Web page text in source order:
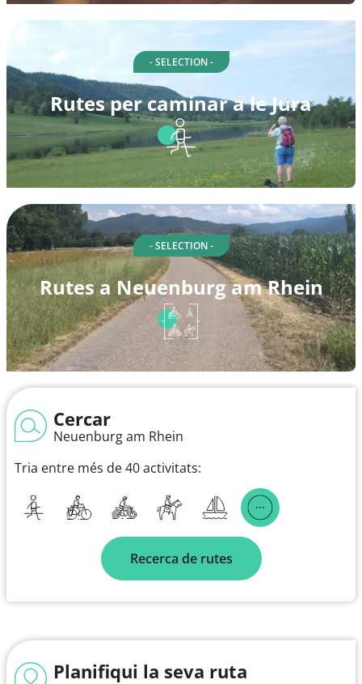
- SELECTION -
Rutes per caminar a le Jura
- SELECTION -
Rutes a Neuenburg am Rhein
Cercar
Neuenburg am Rhein
Tria entre més de 40 activitats:
Recerca de rutes
Planifiqui la seva ruta